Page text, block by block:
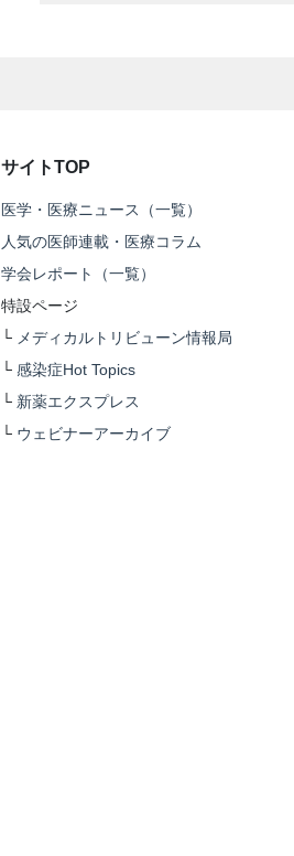
サイトTOP
医学・医療ニュース（一覧）
人気の医師連載・医療コラム
学会レポート（一覧）
特設ページ
└ メディカルトリビューン情報局
└ 感染症Hot Topics
└ 新薬エクスプレス
└ ウェビナーアーカイブ